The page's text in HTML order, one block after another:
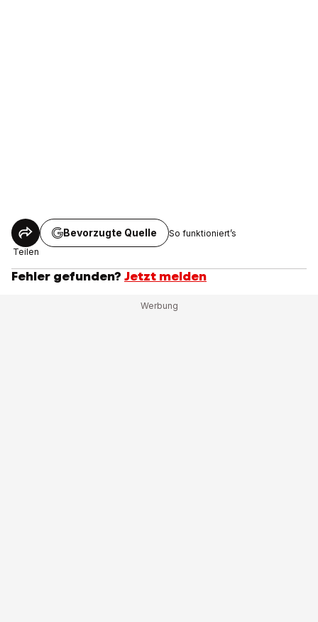
Teilen
Bevorzugte Quelle So funktioniert’s
Fehler gefunden? Jetzt melden